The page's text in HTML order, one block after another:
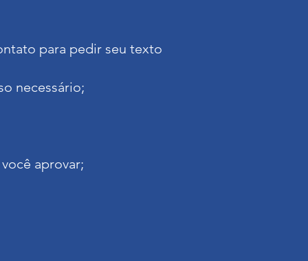
para pedir seu texto
necessário;
aprovar;